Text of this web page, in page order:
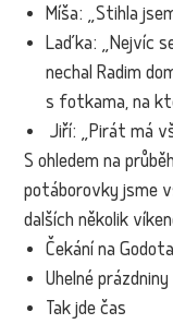
Míša: „Stihla
Laďka: „Nejvíc
nechal Radim
s fotkama, na
Jiří: „Pirát má
S ohledem na
potáborovky jsme
dalších několik
Čekání na
Uhelné prázdniny
Tak jde čas